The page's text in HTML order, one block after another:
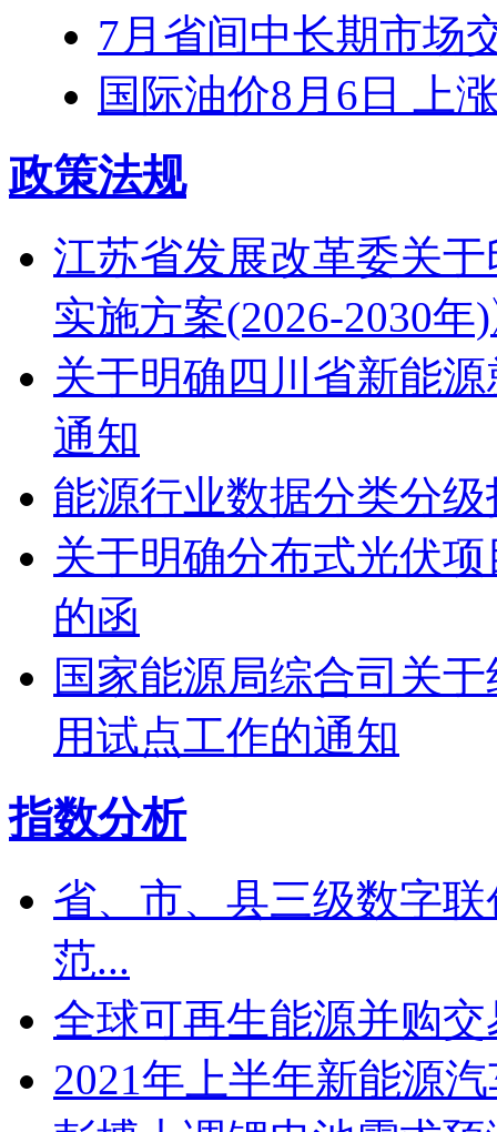
7月省间中长期市场
国际油价8月6日 上
政策法规
江苏省发展改革委关
实施方案(2026-2030年
关于明确四川省新能
通知
能源行业数据分类分
关于明确分布式光伏
的函
国家能源局综合司关
用试点工作的通知
指数分析
省、市、县三级数字
范...
全球可再生能源并购
2021年上半年新能源